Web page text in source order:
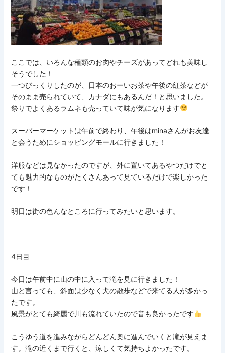
ここでは、いろんな種類のお肉やチーズがあってどれも美味し
そうでした！
一つびっくりしたのが、日本のおーいお茶や午後の紅茶などが
そのまま売られていて、カナダにもあるんだ！と思いました。
祭りでよくあるラムネも売っていて味が気になります
スーパーマーケットは午前で終わり、午後はminaさんがお友達
と会うためにショッピングモールに行きました！
洋服などは見なかったのですが、外に置いてあるやつだけでと
ても魅力的なものがたくさんあって見ているだけで楽しかった
です！
明日は街の色んなところに行ってみたいと思います。
4日目
今日は午前中に山の中に入って滝を見に行きました！
山と言っても、斜面は少なく犬の散歩などで来てる人が多かっ
たです。
風景がとても綺麗で川も流れていたので音も良かったです
こうゆう道を進みながらどんどん奥に進んでいくと滝が見えま
す。滝の近くまで行くと、涼しくて気持ちよかったです。